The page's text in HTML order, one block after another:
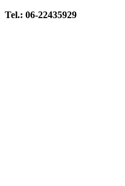
Tel.: 06-22435929